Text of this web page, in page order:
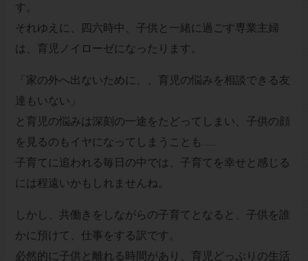
す。
それゆえに、四六時中、子供と一緒に過ごす専業主婦
は、育児ノイローゼになったります。
「家の外へ出ないために、、育児の悩みを相談できる友
達もいない」
と育児の悩みは深刻の一途をたどってしまい、子供の顔
を見るのもイヤになってしまうことも……
子育てに追われる毎日の中では、子育てを幸せと感じる
には程遠いかもしれませんね。
しかし、共働きをしながらの子育てとなると、子供を誰
かに預けて、仕事をする訳です。
必然的に子供と離れる時間があり、育児どっぷりの生活